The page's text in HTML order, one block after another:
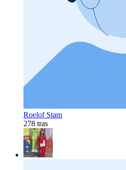
Roelof Stam
278 tras